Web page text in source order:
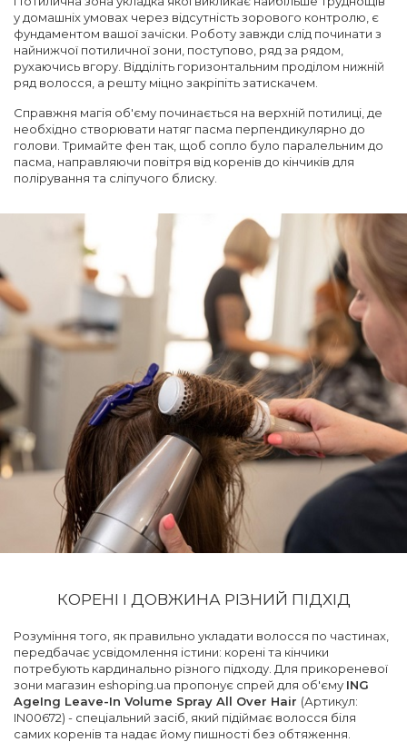
у домашніх умовах через відсутність зорового контролю, є
фундаментом вашої зачіски. Роботу завжди слід починати з
найнижчої потиличної зони, поступово, ряд за рядом,
рухаючись вгору. Відділіть горизонтальним проділом нижній
ряд волосся, а решту міцно закріпіть затискачем.
Справжня магія об'єму починається на верхній потилиці, де
необхідно створювати натяг пасма перпендикулярно до
голови. Тримайте фен так, щоб сопло було паралельним до
пасма, направляючи повітря від коренів до кінчиків для
полірування та сліпучого блиску.
КОРЕНІ І ДОВЖИНА РІЗНИЙ ПІДХІД
Розуміння того, як правильно укладати волосся по частинах,
передбачає усвідомлення істини: корені та кінчики
потребують кардинально різного підходу. Для прикореневої
зони магазин eshoping.ua пропонує спрей для об'єму ING
AgeIng Leave-In Volume Spray All Over Hair (Артикул:
IN00672) - спеціальний засіб, який підіймає волосся біля
самих коренів та надає йому пишності без обтяження.